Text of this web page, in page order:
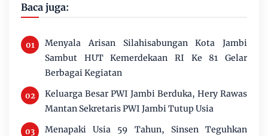
Baca juga:
Menyala Arisan Silahisabungan Kota Jambi
Sambut HUT Kemerdekaan RI Ke 81 Gelar
Berbagai Kegiatan
Keluarga Besar PWI Jambi Berduka, Hery Rawas
Mantan Sekretaris PWI Jambi Tutup Usia
Menapaki Usia 59 Tahun, Sinsen Teguhkan